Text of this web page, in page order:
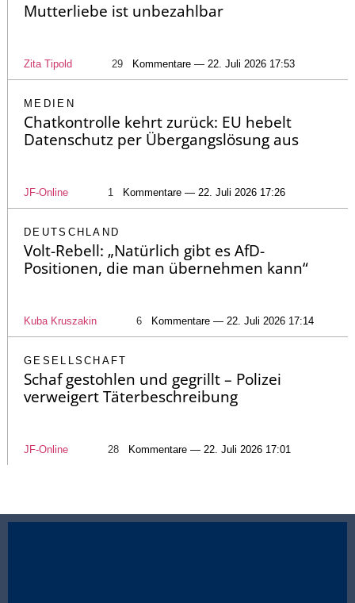
Mutterliebe ist unbezahlbar
Zita Tipold 29 Kommentare — 22. Juli 2026 17:53
MEDIEN
Chatkontrolle kehrt zurück: EU hebelt
Datenschutz per Übergangslösung aus
JF-Online 1 Kommentare — 22. Juli 2026 17:26
DEUTSCHLAND
Volt-Rebell: „Natürlich gibt es AfD-
Positionen, die man übernehmen kann“
Kuba Kruszakin 6 Kommentare — 22. Juli 2026 17:14
GESELLSCHAFT
Schaf gestohlen und gegrillt – Polizei
verweigert Täterbeschreibung
JF-Online 28 Kommentare — 22. Juli 2026 17:01